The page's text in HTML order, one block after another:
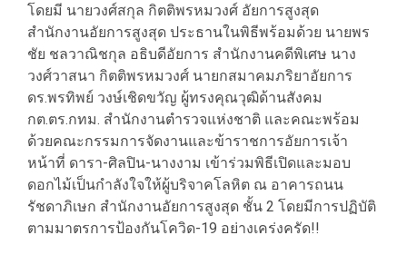
โดยมี นายวงศ์สกุล กิตติพรหมวงศ์ อัยการสูงสุด
สำนักงานอัยการสูงสุด ประธานในพิธีพร้อมด้วย นายพร
ชัย ชลวาณิชกุล อธิบดีอัยการ สำนักงานคดีพิเศษ นาง
วงศ์วาสนา กิตติพรหมวงศ์ นายกสมาคมภริยาอัยการ
ดร.พรทิพย์ วงษ์เชิดขวัญ ผู้ทรงคุณวุฒิด้านสังคม
กต.ตร.กทม. สำนักงานตำรวจแห่งชาติ และคณะพร้อม
ด้วยคณะกรรมการจัดงานและข้าราชการอัยการเจ้า
หน้าที่ ดารา-ศิลปิน-นางงาม เข้าร่วมพิธีเปิดและมอบ
ดอกไม้เป็นกำลังใจให้ผู้บริจาคโลหิต ณ อาคารถนน
รัชดาภิเษก สำนักงานอัยการสูงสุด ชั้น 2 โดยมีการปฏิบัติ
ตามมาตรการป้องกันโควิด-19 อย่างเคร่งครัด!!